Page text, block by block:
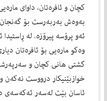
كچان و ئافرەتان، داوای
بەوەش بەربەرست بۆ
ئەو پرۆسە پیرۆزە. لە
وەكو مارەیی بۆ ئافرەتان
گشتی هانی كچان و
خوازبێنیكار درووست نەكەن
ئاسان بێت لەسەر ئەكەسەی